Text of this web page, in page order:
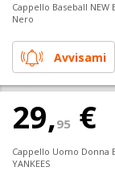
Cappello Baseball NEW
Nero
Avvisami
29,95 €
Cappello Uomo Donna
YANKEES